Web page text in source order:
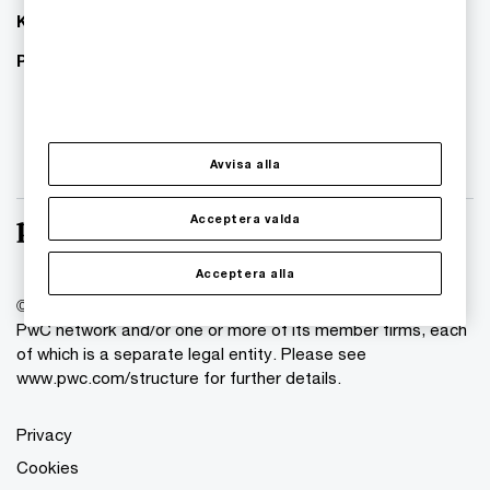
Karriär
PwC:s hållbarhetsarbete
© 2018 - 2026 PwC. All rights reserved. PwC refers to the
PwC network and/or one or more of its member firms, each
of which is a separate legal entity. Please see
www.pwc.com/structure for further details.
Privacy
Cookies
Avvisa alla
Acceptera alla
Acceptera valda